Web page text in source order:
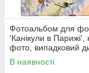
Фотоальбом для
'Канікули в Парижі',
фото, випадковий
обкладинки
В наявності